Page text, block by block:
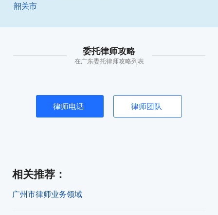
韶关市
委托律师攻略
在广东委托律师攻略列表
律师电话 律师团队
相关推荐 ：
广州市律师业务领域